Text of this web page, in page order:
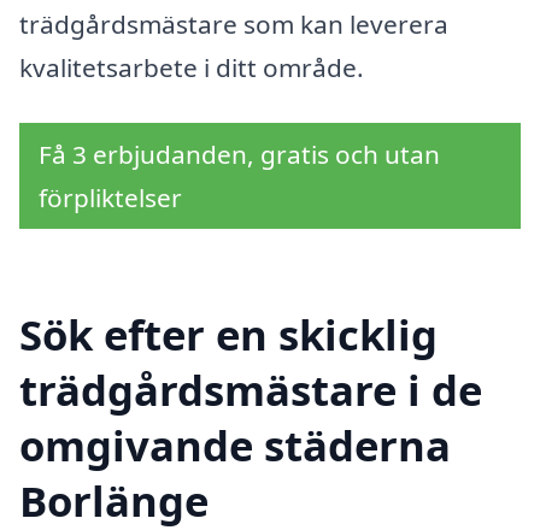
trädgårdsmästare som kan leverera
kvalitetsarbete i ditt område.
Få 3 erbjudanden, gratis och utan
förpliktelser
Sök efter en skicklig
trädgårdsmästare i de
omgivande städerna
Borlänge